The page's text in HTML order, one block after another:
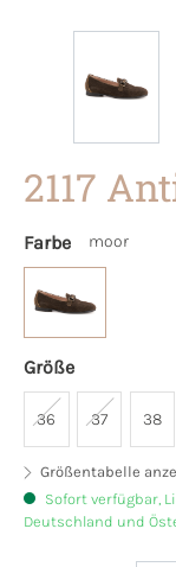
2117
Farbe moor
Größe
36 37 38
Größentabelle
Sofort verfügbar,
Deutschland und